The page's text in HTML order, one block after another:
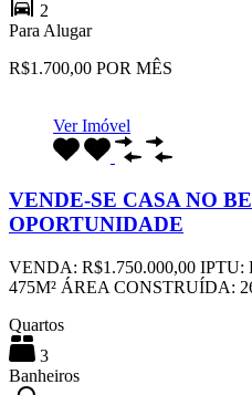
2
Para Alugar
R$1.700,00 POR MÊS
Ver Imóvel
VENDE-SE CASA NO
OPORTUNIDADE
VENDA: R$1.750.000,00
475M² ÁREA CONSTRUÍDA:
Quartos
3
Banheiros